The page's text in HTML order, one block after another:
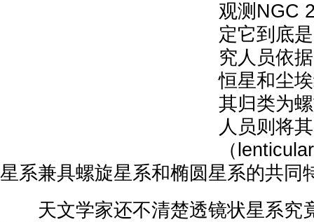
观测NGC
定它到底
究人员依
恒星和尘
其归类为
人员则将
（
星系兼具螺旋星系和椭圆星系的共同
天文学家还不清楚透镜状星系究